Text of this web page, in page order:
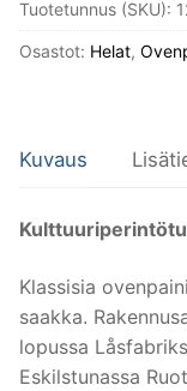
oveen.
Klassinen
Tuotetunnus (SKU):
Osastot: Helat,
Kuvaus
Klassisia
saakka.
lopussa
Eskilstunassa